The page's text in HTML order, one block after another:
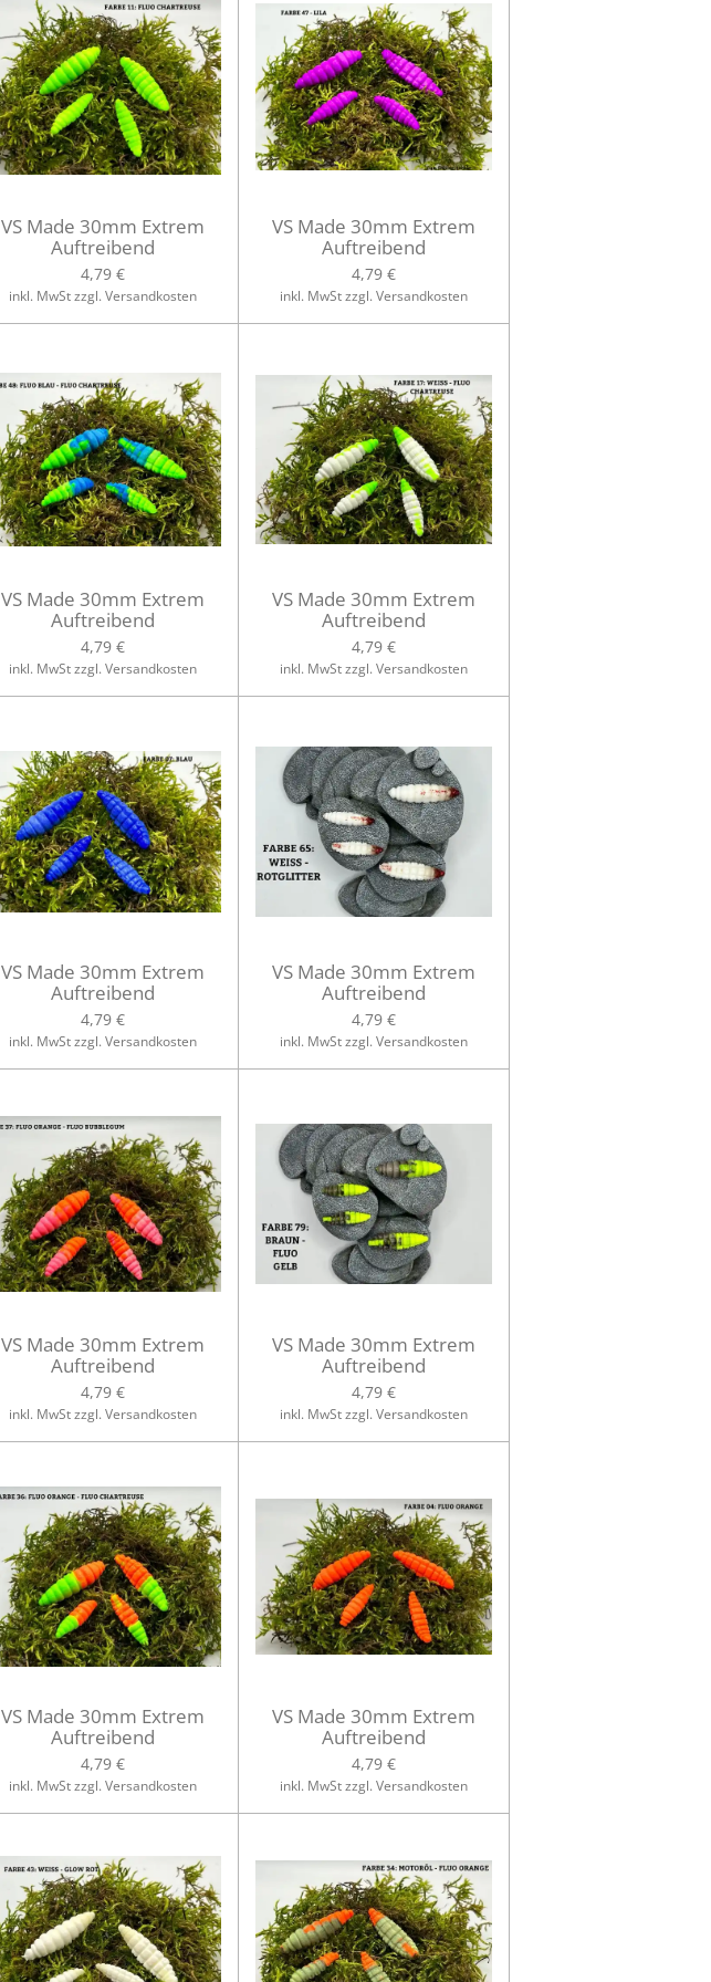
VS Made 30mm Extrem
Auftreibend
4,79 €
inkl. MwSt zzgl. Versandkosten
VS Made 30mm Extrem
Auftreibend
4,79 €
inkl. MwSt zzgl. Versandkosten
VS Made 30mm Extrem
Auftreibend
4,79 €
inkl. MwSt zzgl. Versandkosten
VS Made 30mm Extrem
Auftreibend
4,79 €
inkl. MwSt zzgl. Versandkosten
VS Made 30mm Extrem
Auftreibend
4,79 €
inkl. MwSt zzgl. Versandkosten
VS Made 30mm Extrem
Auftreibend
4,79 €
inkl. MwSt zzgl. Versandkosten
VS Made 30mm Extrem
Auftreibend
4,79 €
inkl. MwSt zzgl. Versandkosten
VS Made 30mm Extrem
Auftreibend
4,79 €
inkl. MwSt zzgl. Versandkosten
VS Made 30mm Extrem
Auftreibend
4,79 €
inkl. MwSt zzgl. Versandkosten
VS Made 30mm Extrem
Auftreibend
4,79 €
inkl. MwSt zzgl. Versandkosten